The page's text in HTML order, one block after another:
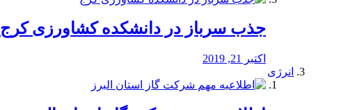
جذب سرباز در دانشکده کشاورزی کرج
اکتبر 21, 2019
انرژی